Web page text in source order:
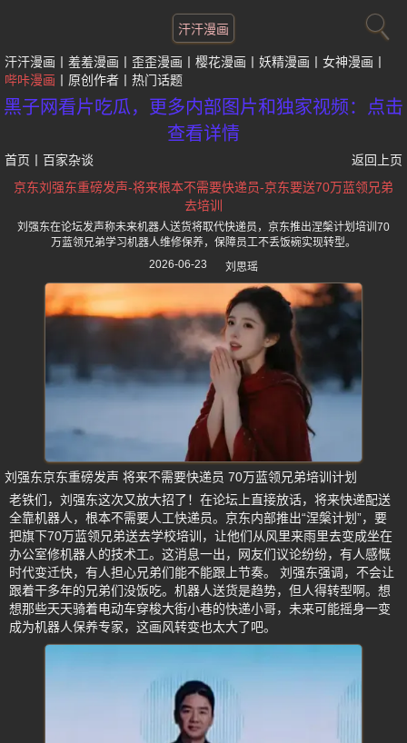
汗汗漫画
汗汗漫画 羞羞漫画 歪歪漫画 樱花漫画 妖精漫画
女神漫画
哔咔漫画
原创作者 热门话题
黑子网看片吃瓜，更多内部图片和独家视频：点击
查看详情
首页 百家杂谈
返回上页
京东刘强东重磅发声-将来根本不需要快递员-京东要送70万蓝领兄弟
去培训
刘强东在论坛发声称未来机器人送货将取代快递员，京东推出涅槃计划培训70
万蓝领兄弟学习机器人维修保养，保障员工不丢饭碗实现转型。
2026-06-23
刘思瑶
刘强东京东重磅发声 将来不需要快递员 70万蓝领兄弟培训计划
老铁们，刘强东这次又放大招了！在论坛上直接放话，将来快递配送
全靠机器人，根本不需要人工快递员。京东内部推出“涅槃计划”，要
把旗下70万蓝领兄弟送去学校培训，让他们从风里来雨里去变成坐在
办公室修机器人的技术工。这消息一出，网友们议论纷纷，有人感慨
时代变迁快，有人担心兄弟们能不能跟上节奏。 刘强东强调，不会让
跟着干多年的兄弟们没饭吃。机器人送货是趋势，但人得转型啊。想
想那些天天骑着电动车穿梭大街小巷的快递小哥，未来可能摇身一变
成为机器人保养专家，这画风转变也太大了吧。